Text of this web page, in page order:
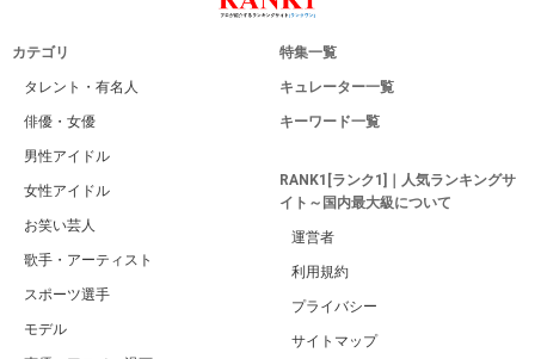
カテゴリ
タレント・有名人
俳優・女優
男性アイドル
女性アイドル
お笑い芸人
歌手・アーティスト
スポーツ選手
モデル
特集一覧
キュレーター一覧
キーワード一覧
RANK1[ランク1]｜人気ランキングサ
イト～国内最大級について
運営者
利用規約
プライバシー
サイトマップ